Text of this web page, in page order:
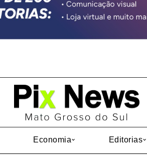
Economia Editorias